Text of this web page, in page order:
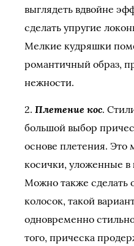
выглядеть вдвойне
сделать упругие
Мелкие кудряшки
романтичный образ,
нежности.
2. Плетение кос.
большой выбор
основе плетения. Это
косички, уложенные в
Можно также сделать
колосок, такой
одновременно
того, прическа